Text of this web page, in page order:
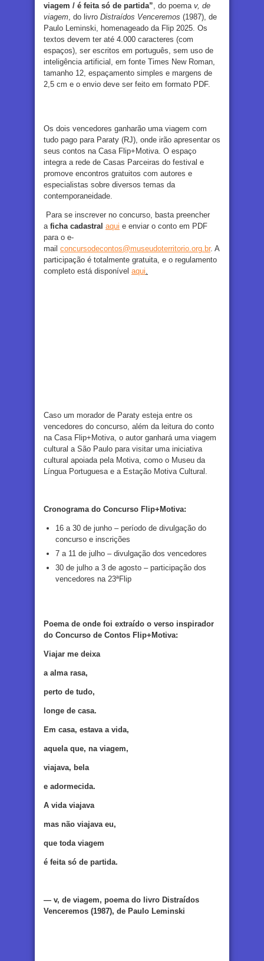
viagem / é feita só de partida” , do poema v, de
viagem , do livro Distraídos Venceremos (1987), de
Paulo Leminski, homenageado da Flip 2025. Os
textos devem ter até 4.000 caracteres (com
espaços), ser escritos em português, sem uso de
inteligência artificial, em fonte Times New Roman,
tamanho 12, espaçamento simples e margens de
2,5 cm e o envio deve ser feito em formato PDF.
Os dois vencedores ganharão uma viagem com
tudo pago para Paraty (RJ), onde irão apresentar os
seus contos na Casa Flip+Motiva. O espaço
integra a rede de Casas Parceiras do festival e
promove encontros gratuitos com autores e
especialistas sobre diversos temas da
contemporaneidade.
Para se inscrever no concurso, basta preencher
a ficha cadastral aqui e enviar o conto em PDF
para o e-
mail concursodecontos@museudoterritorio.org.br. A
participação é totalmente gratuita, e o regulamento
completo está disponível aqui
Caso um morador de Paraty esteja entre os
vencedores do concurso, além da leitura do conto
na Casa Flip+Motiva, o autor ganhará uma viagem
cultural a São Paulo para visitar uma iniciativa
cultural apoiada pela Motiva, como o Museu da
Língua Portuguesa e a Estação Motiva Cultural.
Cronograma do Concurso Flip+Motiva:
16 a 30 de junho – período de divulgação do
concurso e inscrições
7 a 11 de julho – divulgação dos vencedores
30 de julho a 3 de agosto – participação dos
vencedores na 23ªFlip
Poema de onde foi extraído o verso inspirador
do Concurso de Contos Flip+Motiva:
Viajar me deixa
a alma rasa,
perto de tudo,
longe de casa.
Em casa, estava a vida,
aquela que, na viagem,
viajava, bela
e adormecida.
A vida viajava
mas não viajava eu,
que toda viagem
é feita só de partida.
— v, de viagem, poema do livro Distraídos
Venceremos (1987), de Paulo Leminski